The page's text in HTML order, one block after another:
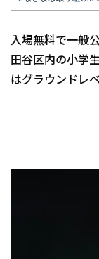
入場無料で一般
田谷区内の小学
はグラウンドレ